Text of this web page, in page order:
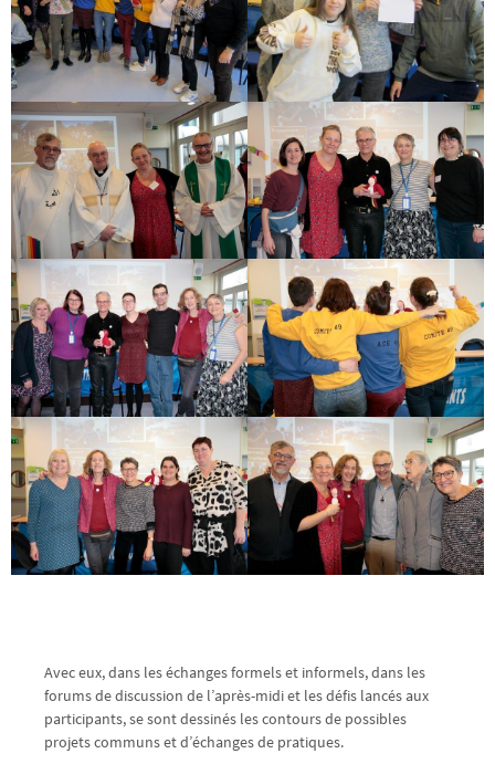
Avec eux, dans les échanges formels et informels, dans les
forums de discussion de l’après-midi et les défis lancés aux
participants, se sont dessinés les contours de possibles
projets communs et d’échanges de pratiques.